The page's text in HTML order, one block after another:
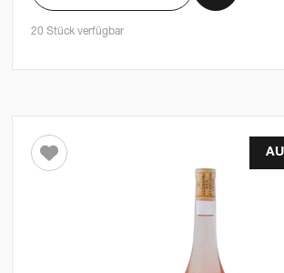
20 Stück verfügbar